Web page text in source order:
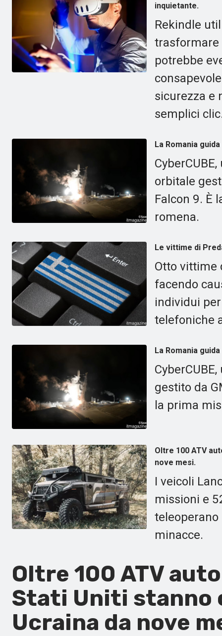
inquietante.
Rekindle
trasformare
potrebbe
sicurezza e
semplici
La Romania
orbitale
Falcon 9. È
romena.
Le vittime di
Otto vittime
facendo
individui
telefoniche
La Romania
gestito da
la prima
Oltre 100 ATV
nove mesi.
I veicoli
missioni e
minacce.
Oltre 100 ATV
Stati Uniti stanno
Ucraina da nove